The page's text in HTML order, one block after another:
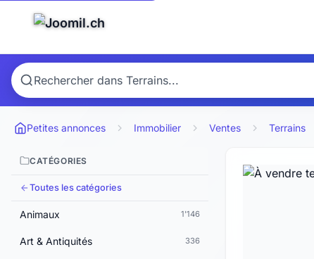
Petites annonces Immobilier Ventes Terrains
CATÉGORIES
Toutes les catégories
Animaux 1'146
Art & Antiquités 336